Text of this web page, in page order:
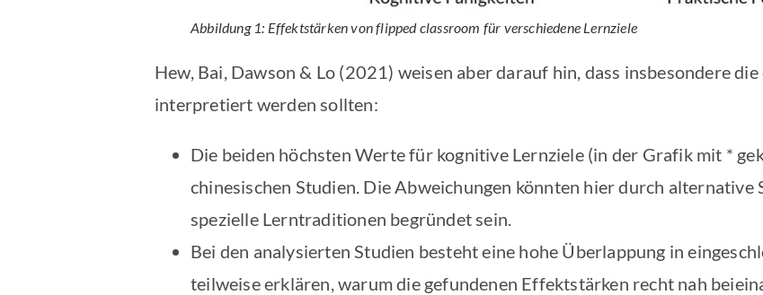
Abbildung 1: Effektstärken vonflipped classroom für verschiedene Lernziele
Hew, Bai, Dawson & Lo (2021) weisen aber darauf hin, dass insbesondere
interpretiert werden sollten:
Die beiden höchsten Werte für kognitive Lernziele (in der Grafik mit *
chinesischen Studien. Die Abweichungen könnten hier durch alternative
spezielle Lerntraditionen begründet sein.
Bei den analysierten Studien besteht eine hohe Überlappung in
teilweise erklären, warum die gefundenen Effektstärken recht nah